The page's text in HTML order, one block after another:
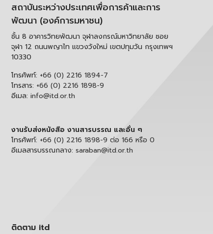
สถาบันระหว่างประเทศเพื่อการค้าและการ
พัฒนา (องค์การมหาชน)
ชั้น 8 อาคารวิทยพัฒนา จุฬาลงกรณ์มหาวิทยาลัย ซอย
จุฬา 12 ถนนพญาไท แขวงวังใหม่ เขตปทุมวัน กรุงเทพฯ
10330
โทรศัพท์: +66 (0) 2216 1894-7
โทรสาร: +66 (0) 2216 1898-9
อีเมล: info@itd.or.th
งานรับส่งหนังสือ งานสารบรรณ และอื่น ๆ
โทรศัพท์: +66 (0) 2216 1898-9 ต่อ 166 หรือ 0
อีเมลสารบรรณกลาง: saraban@itd.or.th
ติดตาม itd